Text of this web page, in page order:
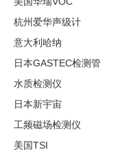
杭州爱华声级计
意大利哈纳
日本GASTEC检测管
水质检测仪
日本新宇宙
工频磁场检测仪
美国TSI